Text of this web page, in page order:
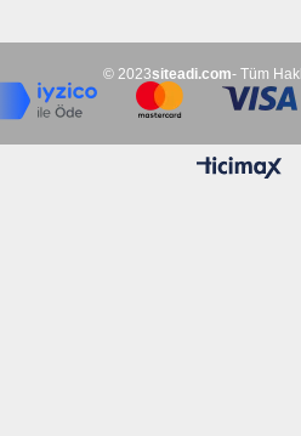
© 2023siteadi.com- Tüm